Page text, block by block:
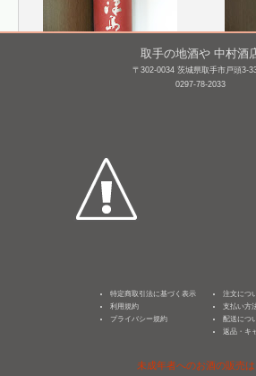
津島屋 純米大吟醸 契約
来福
取手の地酒や 中村酒
〒302-0034 茨城県取手市戸頭3-
0297-78-2033
特定商取引法に基づく表示
利用規約
プライバシー規約
注文につ
支払い方
配送につ
返品・キ
未成年者へのお酒の販売は